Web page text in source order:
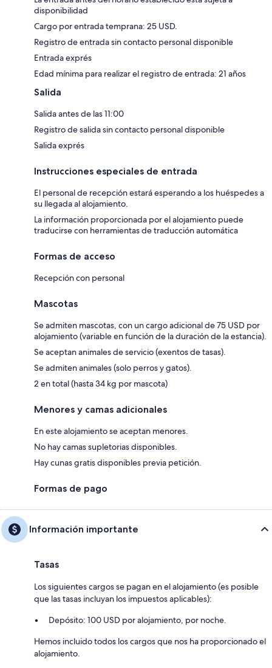
disponibilidad
Cargo por entrada temprana: 25 USD.
Registro de entrada sin contacto personal disponible
Entrada exprés
Edad mínima para realizar el registro de entrada: 21 años
Salida
Salida antes de las 11:00
Registro de salida sin contacto personal disponible
Salida exprés
Instrucciones especiales de entrada
El personal de recepción estará esperando a los huéspedes a
su llegada al alojamiento.
La información proporcionada por el alojamiento puede
traducirse con herramientas de traducción automática
Formas de acceso
Recepción con personal
Mascotas
Se admiten mascotas, con un cargo adicional de 75 USD por
alojamiento (variable en función de la duración de la estancia).
Se aceptan animales de servicio (exentos de tasas).
Se admiten animales (solo perros y gatos).
2 en total (hasta 34 kg por mascota)
Menores y camas adicionales
En este alojamiento se aceptan menores.
No hay camas supletorias disponibles.
Hay cunas gratis disponibles previa petición.
Formas de pago
Información importante
Tasas
Los siguientes cargos se pagan en el alojamiento (es posible
que las tasas incluyan los impuestos aplicables):
Depósito: 100 USD por alojamiento, por noche.
Hemos incluido todos los cargos que nos ha proporcionado el
alojamiento.